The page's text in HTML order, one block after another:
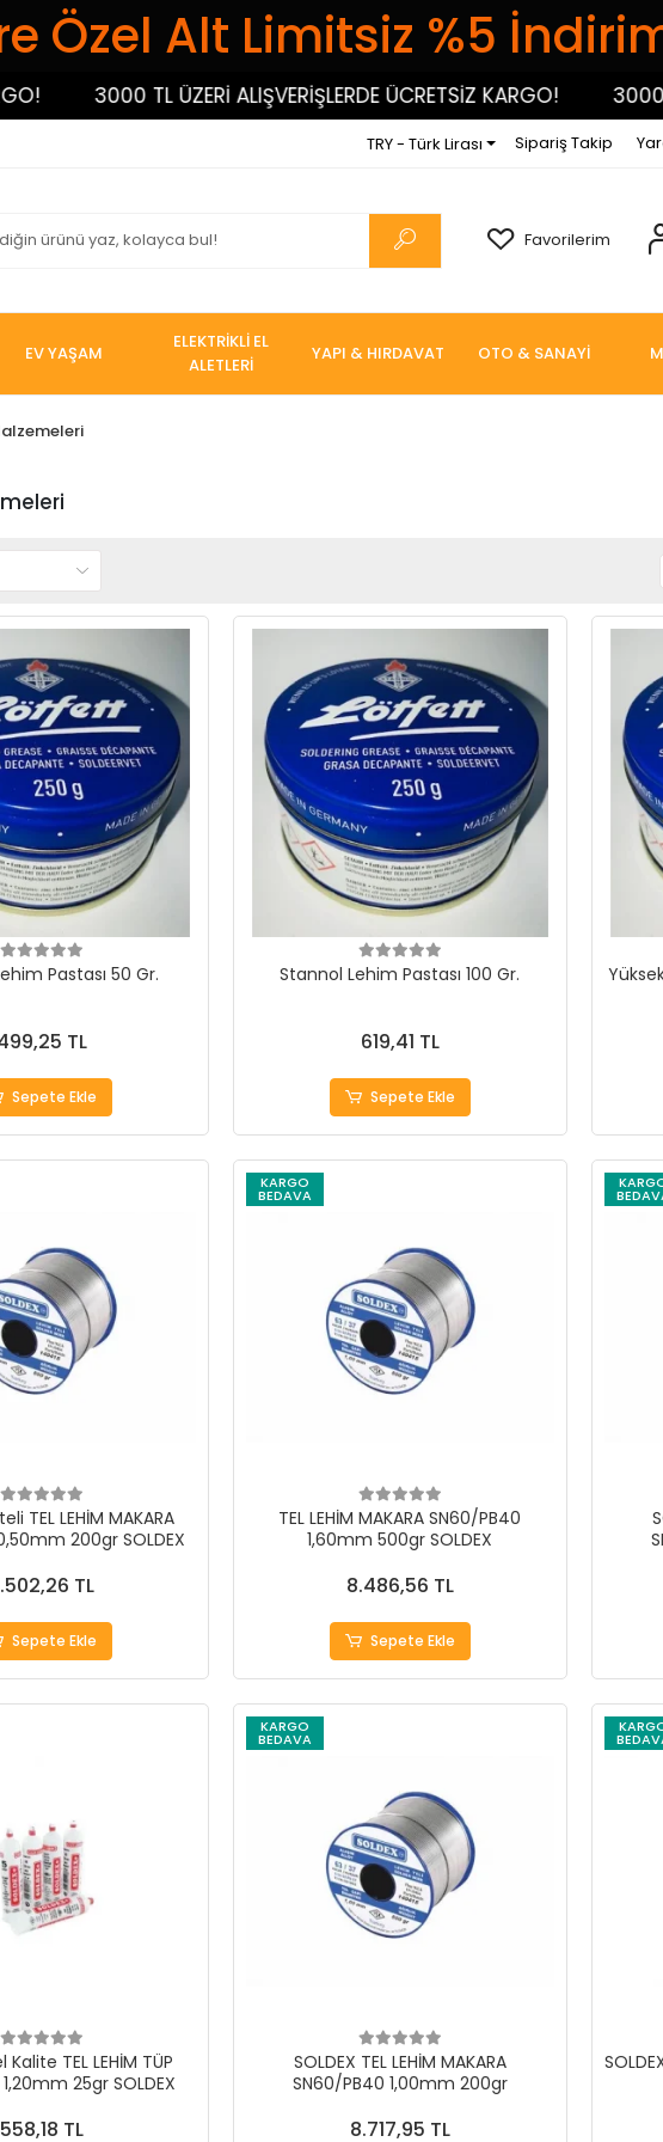
Özel Alt Limitsiz %5
3000 TL ÜZERİ ALIŞVERİŞLERDE ÜCRETSİZ KARGO! 3000 TL
TRY - Türk Lirası Sipariş Takip
Favorilerim
EV YAŞAM
ELEKTRİKLİ EL
ALETLERİ
YAPI & HIRDAVAT OTO & SANAYİ
Pastası 50 Gr.
TL
Sepete Ekle
Stannol Lehim Pastası 100 Gr.
619,41 TL
Sepete Ekle
TEL LEHİM MAKARA
200gr SOLDEX
TL
Sepete Ekle
KARGO
BEDAVA
TEL LEHİM MAKARA SN60/PB40
1,60mm 500gr SOLDEX
8.486,56 TL
Sepete Ekle
TEL LEHİM TÜP
25gr SOLDEX
558,18 TL
KARGO
BEDAVA
SOLDEX TEL LEHİM MAKARA
SN60/PB40 1,00mm 200gr
8.717,95 TL